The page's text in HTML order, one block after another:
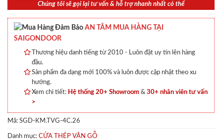
Chúng tôi sẽ gọi lại tư vấn & hỗ trợ nhanh nhất có thể
AN TÂM MUA HÀNG TẠI
SAIGONDOOR
Thương hiệu danh tiếng từ 2010 - Luôn đặt uy tín lên hàng
đầu.
Sản phẩm đa dạng mới 100% và luôn được cập nhật theo xu
hướng.
Xem chi tiết: Hệ thống 20+ Showroom & 30+ nhân viên tư vấn
>
Mã: SGD-KM.TVG-4C.26
Danh mục: CỬA THÉP VÂN GỖ